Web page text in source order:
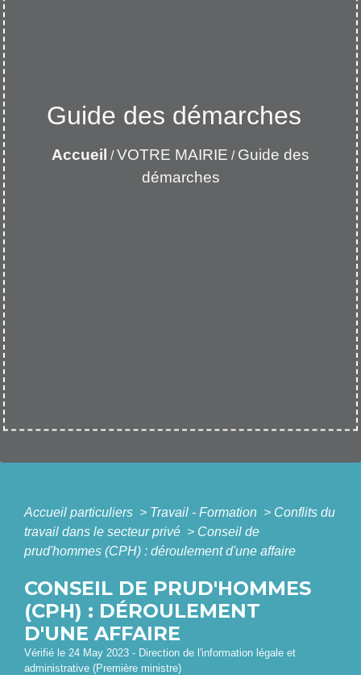
Guide des démarches
Accueil /VOTRE MAIRIE / Guide des
démarches
Accueil particuliers > Travail - Formation > Conflits du
travail dans le secteur privé > Conseil de
prud'hommes (CPH) : déroulement d'une affaire
CONSEIL DE PRUD'HOMMES
(CPH) : DÉROULEMENT
D'UNE AFFAIRE
Vérifié le 24 May 2023 - Direction de l'information légale et
administrative (Première ministre)